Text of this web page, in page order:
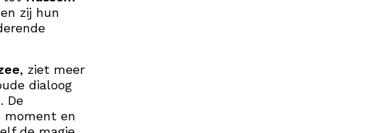
zij hun
, ziet meer
dialoog
De
moment en